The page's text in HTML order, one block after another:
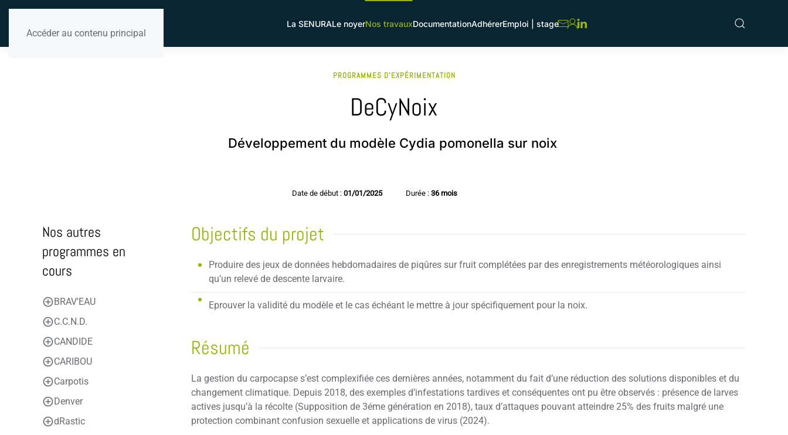
Accéder au contenu principal
La SENURALe noyerNos travauxDocumentationAdhérerEmploi | stage
PROGRAMMES D'EXPÉRIMENTATION
DeCyNoix
Développement du modèle Cydia pomonella sur noix
Date de début : 01/01/2025 Durée : 36 mois
Nos autres
programmes en
cours
BRAV'EAU
C.C.N.D.
CANDIDE
CARIBOU
Carpotis
Denver
dRastic
Objectifs du projet
Produire des jeux de données hebdomadaires de piqûres sur fruit complétées par des enregistrements météorologiques ainsi
qu’un relevé de descente larvaire.
Eprouver la validité du modèle et le cas échéant le mettre à jour spécifiquement pour la noix.
Résumé
La gestion du carpocapse s’est complexifiée ces dernières années, notamment du fait d’une réduction des solutions disponibles et du
changement climatique. Depuis 2018, des exemples d’infestations tardives et conséquentes ont pu être observés : présence de larves
actives jusqu’à la récolte (Supposition de 3éme génération en 2018), taux d’attaques pouvant atteindre 25% des fruits malgré une
protection combinant confusion sexuelle et applications de virus (2024).